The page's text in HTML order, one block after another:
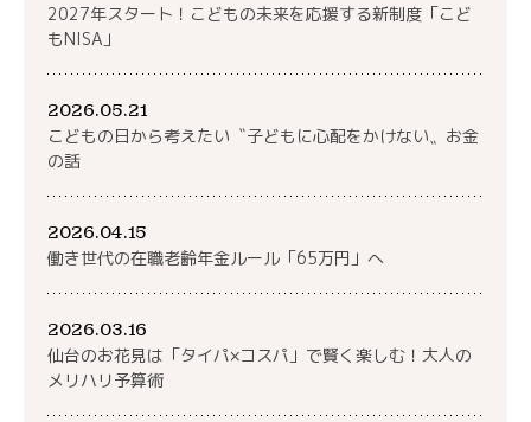
2027年スタート！こどもの未来を応援する新制度「こど
もNISA」
2026.05.21
こどもの日から考えたい〝子どもに心配をかけない〟お金
の話
2026.04.15
働き世代の在職老齢年金ルール「65万円」へ
2026.03.16
仙台のお花見は「タイパ×コスパ」で賢く楽しむ！大人の
メリハリ予算術